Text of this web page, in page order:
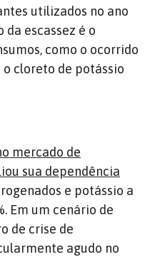
utilizados no ano
escassez é o
como o ocorrido
o cloreto de potássio
mercado de
sua dependência
e potássio a
Em um cenário de
de crise de
agudo no